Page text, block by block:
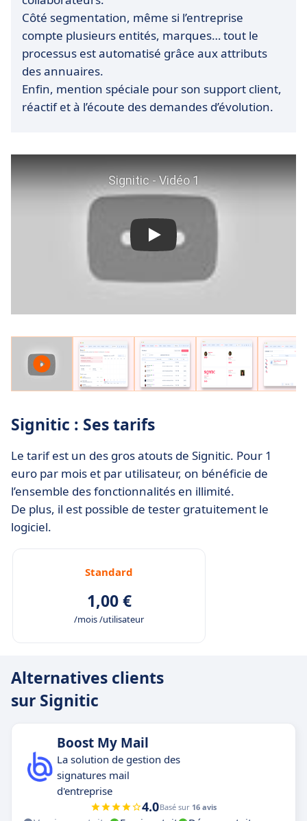
Côté segmentation, même si l’entreprise
compte plusieurs entités, marques… tout le
processus est automatisé grâce aux attributs
des annuaires.
Enfin, mention spéciale pour son support client,
réactif et à l’écoute des demandes d’évolution.
Signitic : Ses tarifs
Le tarif est un des gros atouts de Signitic. Pour 1
euro par mois et par utilisateur, on bénéficie de
l’ensemble des fonctionnalités en illimité.
De plus, il est possible de tester gratuitement le
logiciel.
Standard
1,00 €
/mois /utilisateur
Alternatives clients
sur Signitic
Boost My Mail
La solution de gestion des
signatures mail
d'entreprise
4.0Basé sur 16 avis